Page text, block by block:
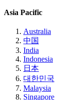
Asia Pacific
Australia
中国
India
Indonesia
日本
대한민국
Malaysia
Singapore